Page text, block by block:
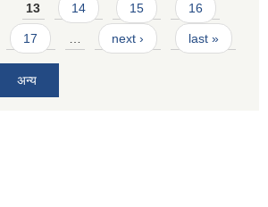
13 14 15 16
17 … next › last »
अन्य